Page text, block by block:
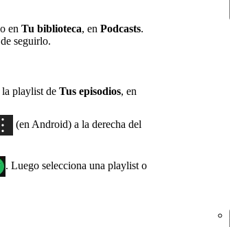
en Tu biblioteca, en Podcasts.
seguirlo.
playlist de Tus episodios, en
(en Android) a la derecha del
. Luego selecciona una playlist o